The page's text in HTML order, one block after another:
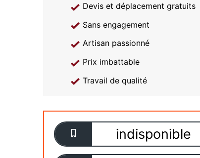
Devis et déplacement gratuits
Sans engagement
Artisan passionné
Prix imbattable
Travail de qualité
indisponible